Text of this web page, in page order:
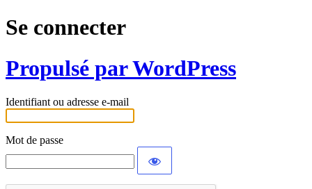
Se connecter
Propulsé par WordPress
Identifiant ou adresse e-mail
Mot de passe